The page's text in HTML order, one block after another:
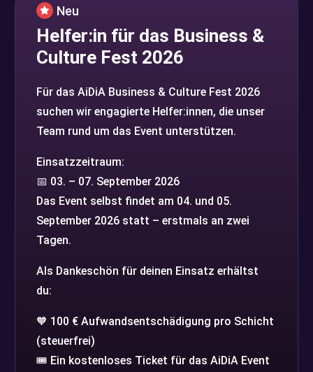
 Neu
Helfer:in für das Business &
Culture Fest 2026
Für das AiDiA Business & Culture Fest 2026
suchen wir engagierte Helfer:innen, die unser
Team rund um das Event unterstützen.
Einsatzzeitraum:
📅 03. – 07. September 2026
Das Event selbst findet am 04. und 05.
September 2026 statt – erstmals an zwei
Tagen.
Als Dankeschön für deinen Einsatz erhältst
du:
🧡 100 € Aufwandsentschädigung pro Schicht
(steuerfrei)
🎟️ Ein kostenloses Ticket für das AiDiA Event